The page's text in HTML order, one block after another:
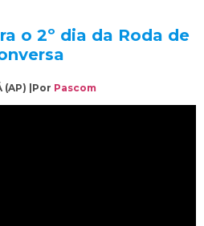
o 2º dia da Roda de
(AP) |Por Pascom